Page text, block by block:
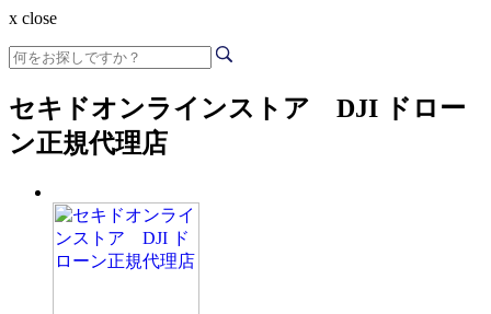
x close
セキドオンラインストア DJI ドロー
ン正規代理店